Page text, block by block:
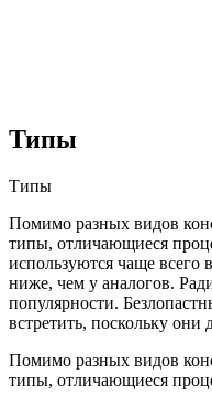
Типы
Типы
Помимо разных видов
типы, отличающиеся
используются чаще всего
ниже, чем у аналогов.
популярности.
встретить, поскольку они
Помимо разных видов
типы, отличающиеся